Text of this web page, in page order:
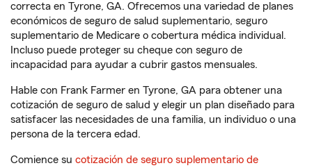
correcta en Tyrone, GA. Ofrecemos una variedad de planes
económicos de seguro de salud suplementario, seguro
suplementario de Medicare o cobertura médica individual.
Incluso puede proteger su cheque con seguro de
incapacidad para ayudar a cubrir gastos mensuales.
Hable con Frank Farmer en Tyrone, GA para obtener una
cotización de seguro de salud y elegir un plan diseñado para
satisfacer las necesidades de una familia, un individuo o una
persona de la tercera edad.
Comience su cotización de seguro suplementario de